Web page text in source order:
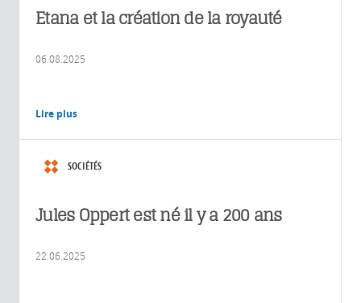
Etana et la création de la royauté
06.08.2025
Lire plus
SOCIÉTÉS
Jules Oppert est né il y a 200 ans
22.06.2025